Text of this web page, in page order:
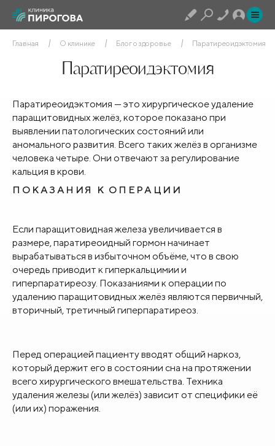
Главная О клинике Блог о здоровье Паратиреоидэктомия
Паратиреоидэктомия
Паратиреоидэктомия — это хирургическое удаление
паращитовидных желёз, которое показано при
выявлении патологических состояний или
аномального развития. Всего таких желёз в организме
человека четыре. Они отвечают за регулирование
кальция в крови.
ПОКАЗАНИЯ К ОПЕРАЦИИ
Если паращитовидная железа увеличивается в
размере, паратиреоидный гормон начинает
вырабатываться в избыточном объёме, что в свою
очередь приводит к гиперкальцимии и
гиперпаратиреозу. Показаниями к операции по
удалению паращитовидных желёз являются первичный,
вторичный, третичный гиперпаратиреоз.
Перед операцией пациенту вводят общий наркоз,
который держит его в состоянии сна на протяжении
всего хирургического вмешательства. Техника
удаления железы (или желёз) зависит от специфики её
(или их) поражения.